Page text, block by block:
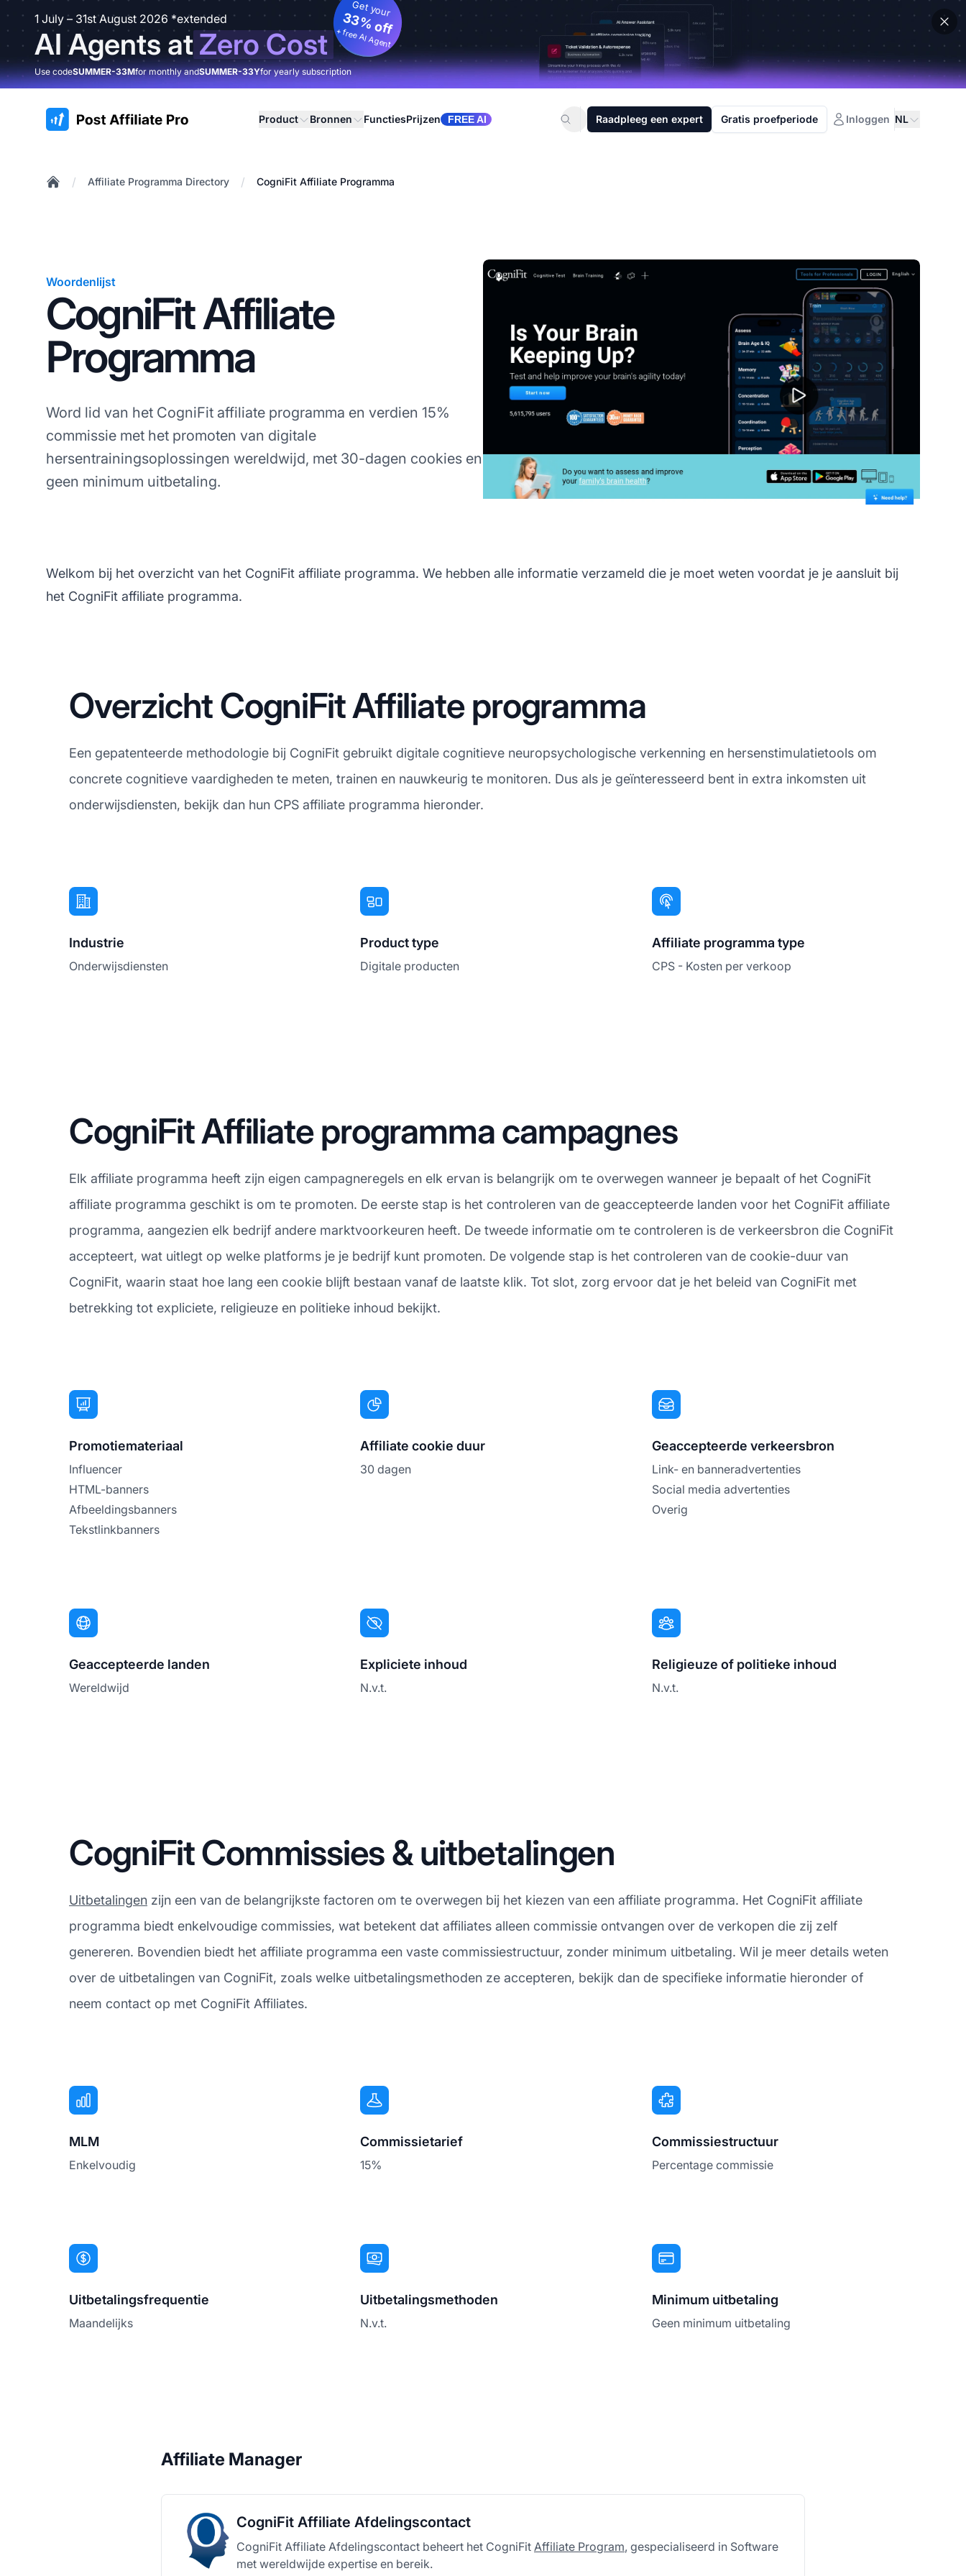
1 July – 31st August 2026 *extended
AI Agents atZero Cost
Get your
33% off
+ free AI Agent
Use codeSUMMER-33Mfor monthly andSUMMER-33Yfor yearly subscription
:site.title Product Bronnen FunctiesPrijzen FREE AI Raadpleeg een expert Gratis proefperiode Inloggen NL
/ Affiliate Programma Directory / CogniFit Affiliate Programma
Woordenlijst
CogniFit Affiliate
Programma
Word lid van het CogniFit affiliate programma en verdien 15%
commissie met het promoten van digitale
hersentrainingsoplossingen wereldwijd, met 30-dagen cookies en
geen minimum uitbetaling.
Welkom bij het overzicht van het CogniFit affiliate programma. We hebben alle informatie verzameld die je moet weten voordat je je aansluit bij
het CogniFit affiliate programma.
Overzicht CogniFit Affiliate programma
Een gepatenteerde methodologie bij CogniFit gebruikt digitale cognitieve neuropsychologische verkenning en hersenstimulatietools om
concrete cognitieve vaardigheden te meten, trainen en nauwkeurig te monitoren. Dus als je geïnteresseerd bent in extra inkomsten uit
onderwijsdiensten, bekijk dan hun CPS affiliate programma hieronder.
Industrie
Onderwijsdiensten
Product type
Digitale producten
Affiliate programma type
CPS - Kosten per verkoop
CogniFit Affiliate programma campagnes
Elk affiliate programma heeft zijn eigen campagneregels en elk ervan is belangrijk om te overwegen wanneer je bepaalt of het CogniFit
affiliate programma geschikt is om te promoten. De eerste stap is het controleren van de geaccepteerde landen voor het CogniFit affiliate
programma, aangezien elk bedrijf andere marktvoorkeuren heeft. De tweede informatie om te controleren is de verkeersbron die CogniFit
accepteert, wat uitlegt op welke platforms je je bedrijf kunt promoten. De volgende stap is het controleren van de cookie-duur van
CogniFit, waarin staat hoe lang een cookie blijft bestaan vanaf de laatste klik. Tot slot, zorg ervoor dat je het beleid van CogniFit met
betrekking tot expliciete, religieuze en politieke inhoud bekijkt.
Promotiemateriaal
Influencer
HTML-banners
Afbeeldingsbanners
Tekstlinkbanners
Affiliate cookie duur
30 dagen
Geaccepteerde verkeersbron
Link- en banneradvertenties
Social media advertenties
Overig
Geaccepteerde landen
Wereldwijd
Expliciete inhoud
N.v.t.
Religieuze of politieke inhoud
N.v.t.
CogniFit Commissies & uitbetalingen
Uitbetalingen zijn een van de belangrijkste factoren om te overwegen bij het kiezen van een affiliate programma. Het CogniFit affiliate
programma biedt enkelvoudige commissies, wat betekent dat affiliates alleen commissie ontvangen over de verkopen die zij zelf
genereren. Bovendien biedt het affiliate programma een vaste commissiestructuur, zonder minimum uitbetaling. Wil je meer details weten
over de uitbetalingen van CogniFit, zoals welke uitbetalingsmethoden ze accepteren, bekijk dan de specifieke informatie hieronder of
neem contact op met CogniFit Affiliates.
MLM
Enkelvoudig
Commissietarief
15%
Commissiestructuur
Percentage commissie
Uitbetalingsfrequentie
Maandelijks
Uitbetalingsmethoden
N.v.t.
Minimum uitbetaling
Geen minimum uitbetaling
Affiliate Manager
CogniFit Affiliate Afdelingscontact
CogniFit Affiliate Afdelingscontact beheert het CogniFit Affiliate Program, gespecialiseerd in Software
met wereldwijde expertise en bereik.